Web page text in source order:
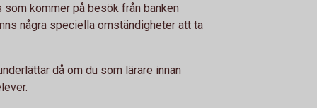
kommer på besök från banken
några speciella omständigheter att ta
då om du som lärare innan